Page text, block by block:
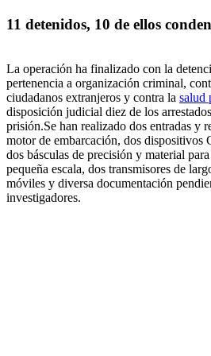
11 detenidos, 10 de ellos
La operación ha finalizado con la
pertenencia a organización criminal,
ciudadanos extranjeros y contra la salud
disposición judicial diez de los
prisión.Se han realizado dos entradas y
motor de embarcación, dos dispositivos
dos básculas de precisión y material
pequeña escala, dos transmisores de
móviles y diversa documentación
investigadores.